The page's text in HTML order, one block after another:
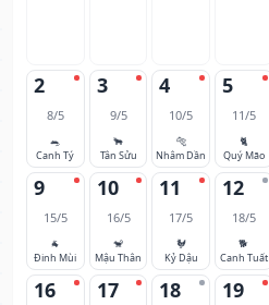
2
8/5
🐀
Canh Tý
3
9/5
🐂
Tân Sửu
4
10/5
🐅
Nhâm Dần
5
11/5
🐈
Quý Mão
9
15/5
🐐
Đinh Mùi
10
16/5
🐒
Mậu Thân
11
17/5
🐓
Kỷ Dậu
12
18/5
🐕
Canh Tuất
16 17 18 19